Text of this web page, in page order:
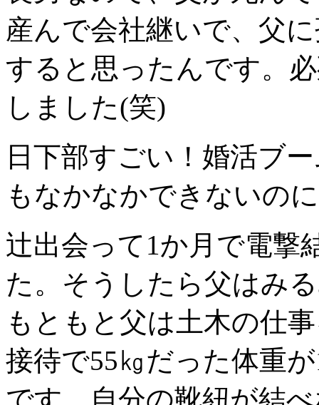
産んで会社継いで、父
すると思ったんです。
しました(笑)
日下部すごい！婚活ブ
もなかなかできないの
辻出会って1か月で電撃
た。そうしたら父はみ
もともと父は土木の仕
接待で55㎏だった体重
です。自分の靴紐が結